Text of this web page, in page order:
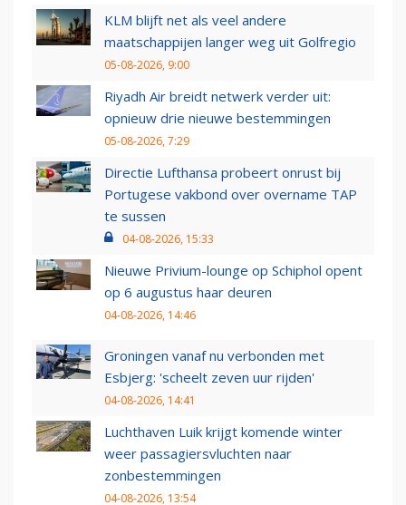
KLM blijft net als veel andere
maatschappijen langer weg uit Golfregio
05-08-2026, 9:00
Riyadh Air breidt netwerk verder uit:
opnieuw drie nieuwe bestemmingen
05-08-2026, 7:29
Directie Lufthansa probeert onrust bij
Portugese vakbond over overname TAP
te sussen
04-08-2026, 15:33
Nieuwe Privium-lounge op Schiphol opent
op 6 augustus haar deuren
04-08-2026, 14:46
Groningen vanaf nu verbonden met
Esbjerg: 'scheelt zeven uur rijden'
04-08-2026, 14:41
Luchthaven Luik krijgt komende winter
weer passagiersvluchten naar
zonbestemmingen
04-08-2026, 13:54